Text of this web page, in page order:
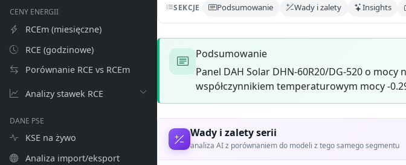
CENY ENERGII
RCEm (miesięczne)
RCE (godzinowe)
Porównanie RCE vs RCEm
Analizy stawek RCE
DANE PSE
KSE na żywo
Analiza import/eksport
SEKCJE Podsumowanie Wady i zalety Insights
Podsumowanie
Panel DAH Solar DHN-60R20/DG-520 o
współczynnikiem temperaturowym mocy -
Wady i zalety serii
analiza AI z porównaniem do modeli z tego samego segmentu